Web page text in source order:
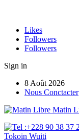
Likes
Followers
Followers
Sign in
8 Août 2026
Nous Conctacter
Matin